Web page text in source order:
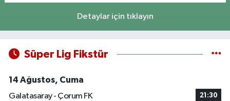
Detaylar için tıklayın
Süper Lig Fikstür
14 Ağustos, Cuma
Galatasaray - Çorum FK
21:30